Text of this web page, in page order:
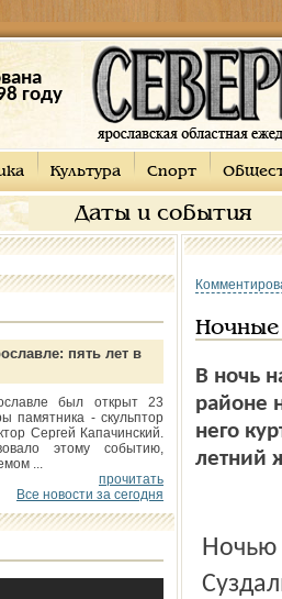
году
Культура Спорт
Даты и события
пять лет в
был открыт 23
памятника - скульптор
Сергей Капачинский.
этому событию,
...
прочитать
Все новости за сегодня
В ночь
районе
него
летний
Ночью неизвестные пробрались в квартиру на